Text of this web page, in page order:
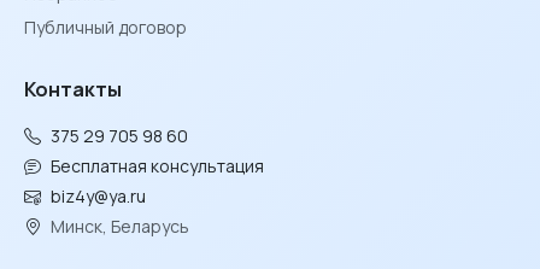
Публичный договор
Контакты
375 29 705 98 60
Бесплатная консультация
biz4y@ya.ru
Минск, Беларусь